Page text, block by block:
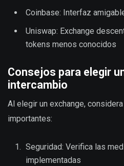
Coinbase: Interfaz
Uniswap: Exchange
tokens menos conocidos
Consejos para elegir
intercambio
Al elegir un exchange,
importantes:
Seguridad: Verifica las
implementadas